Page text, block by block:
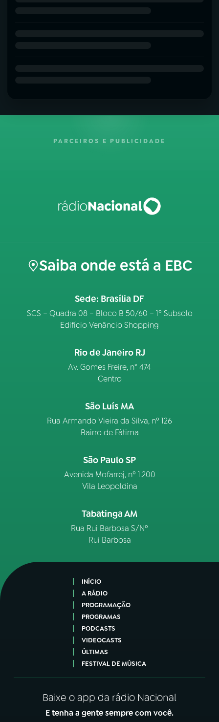
PARCEIROS E PUBLICIDADE
Saiba onde está a EBC
Sede: Brasília DF
SCS – Quadra 08 – Bloco B 50/60 – 1º Subsolo
Edifício Venâncio Shopping
Rio de Janeiro RJ
Av. Gomes Freire, n° 474
Centro
São Luís MA
Rua Armando Vieira da Silva, nº 126
Bairro de Fátima
São Paulo SP
Avenida Mofarrej, nº 1.200
Vila Leopoldina
Tabatinga AM
Rua Rui Barbosa S/Nº
Rui Barbosa
INÍCIO
A RÁDIO
PROGRAMAÇÃO
PROGRAMAS
PODCASTS
VIDEOCASTS
ÚLTIMAS
FESTIVAL DE MÚSICA
Baixe o app da rádio Nacional
E tenha a gente sempre com você.